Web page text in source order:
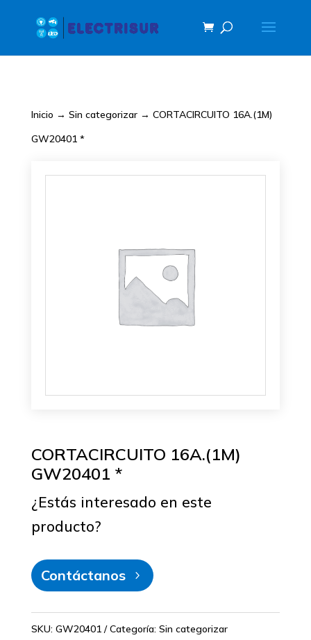
Inicio → Sin categorizar→ CORTACIRCUITO 16A.(1M)
GW20401 *
CORTACIRCUITO 16A.(1M)
GW20401 *
¿Estás interesado en este
producto?
Contáctanos
SKU: GW20401 Categoría: Sin categorizar